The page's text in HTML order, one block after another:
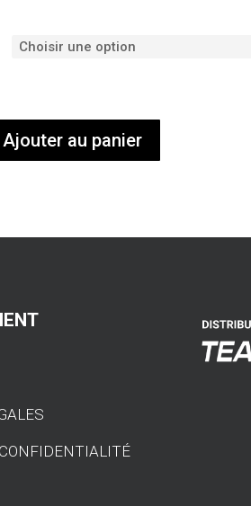
Ajouter au panier